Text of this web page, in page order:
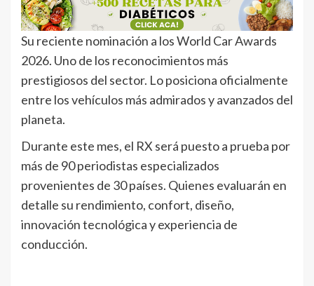
Su reciente nominación a los World Car Awards
2026. Uno de los reconocimientos más
prestigiosos del sector. Lo posiciona oficialmente
entre los vehículos más admirados y avanzados del
planeta.
Durante este mes, el RX será puesto a prueba por
más de 90 periodistas especializados
provenientes de 30 países. Quienes evaluarán en
detalle su rendimiento, confort, diseño,
innovación tecnológica y experiencia de
conducción.